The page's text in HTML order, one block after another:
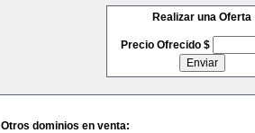
Realizar una Oferta
Precio Ofrecido $
Otros dominios en venta: